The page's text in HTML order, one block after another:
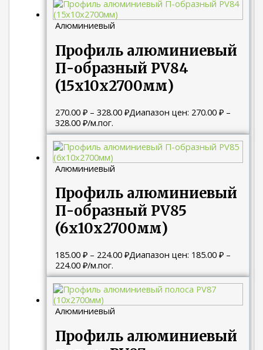
Алюминиевый
Профиль алюминиевый
П-образный PV84
(15х10х2700мм)
270.00₽ – 328.00₽Диапазон цен: 270.00 ₽ –
328.00 ₽/м.пог.
Алюминиевый
Профиль алюминиевый
П-образный PV85
(6х10х2700мм)
185.00₽ – 224.00₽Диапазон цен: 185.00 ₽ –
224.00 ₽/м.пог.
Алюминиевый
Профиль алюминиевый